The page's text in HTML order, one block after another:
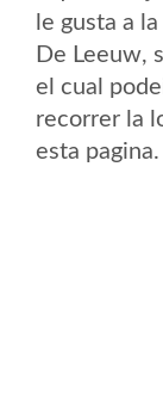
le gusta a
De Leeuw,
el cual
recorrer la
esta pagina.